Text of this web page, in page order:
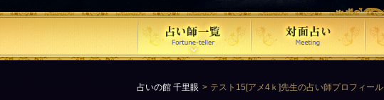
占いの館 千里眼 テスト15[アメ4ｋ]先生の占い師プロフィール